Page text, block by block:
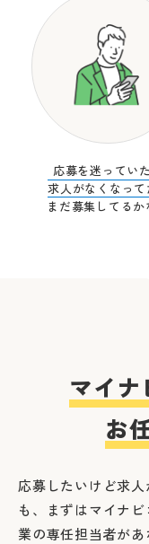
応募を迷ってい
求人がなくなっ
まだ募集してるか
マイナ
お
応募したいけど求
も、まずはマイナビ
業の専任担当者が